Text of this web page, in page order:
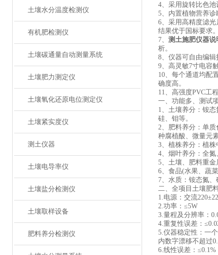
土壤水分温度检测仪
有机肥检测仪
土壤碳通量自动测量系统
土壤肥力测定仪
土壤氧化还原电位测定仪
土壤紧实度仪
测土仪器
土壤电导率仪
土壤盐分检测仪
土壤取样设备
肥料养分检测仪
4、采用旋转比色
5、内置植物营养
6、采用高精度滤
结果优于国标要求
7、 测土施肥仪器说
析。
8、仪器可自由编
9、高灵敏7寸电容
10、每个通道均配
确度高。
11、高强度PVC工
一、功能多、测试
1、土壤养分：铵
硅、钼等。
2、肥料养分：单
种腐植酸、微量元
3、植株养分：植
4、烟叶养分：全
5、土壤、肥料重
6、食品(水果、蔬
7、水质：铵态氮
二、全项目土壤肥
1.电源：交流
2.功率：≤5W
3.量程及分辨率：
4.重复性误差：
5.仪器稳定性：一
内数字漂移不超过
6.线性误差：